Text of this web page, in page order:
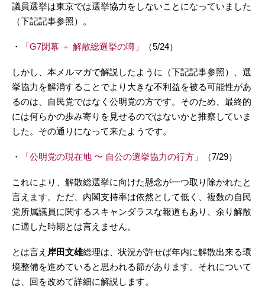
議員選挙は東京では選挙協力をしないことになっていました
（下記記事参照）。
・ 「G7閉幕 ＋ 解散総選挙の噂」 （5/24）
しかし、本メルマガで解説したように（下記記事参照）、選
挙協力を解消することでより大きな不利益を被る可能性があ
るのは、自民党ではなく公明党の方です。そのため、最終的
には何らかの歩み寄りを見せるのではないかと推察していま
した。その通りになって来たようです。
・ 「公明党の現在地 〜 自公の選挙協力の行方」 （7/29）
これにより、解散総選挙に向けた懸念が一つ取り除かれたと
言えます。ただ、内閣支持率は依然として低く、複数の自民
党所属議員に関するスキャンダラスな報道もあり、余り解散
に適した時期とは言えません。
とは言え 岸田文雄総理は、状況が許せば年内に解散出来る環
境整備を進めていると思われる節があります。それについて
は、回を改めて詳細に解説します。